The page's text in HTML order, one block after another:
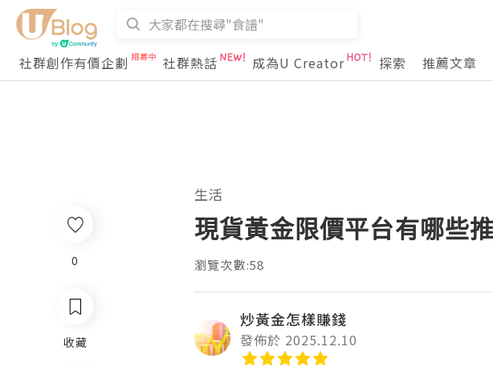
社群創作有價企劃 社群熱話 成為U Creator 探索 推薦文章
生活
現貨黃金限價平台有哪些
瀏覽次數:58
炒黃金怎樣賺錢
發佈於 2025.12.10
0
收藏